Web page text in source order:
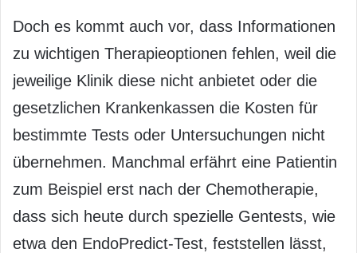
Doch es kommt auch vor, dass Informationen
zu wichtigen Therapieoptionen fehlen, weil die
jeweilige Klinik diese nicht anbietet oder die
gesetzlichen Krankenkassen die Kosten für
bestimmte Tests oder Untersuchungen nicht
übernehmen. Manchmal erfährt eine Patientin
zum Beispiel erst nach der Chemotherapie,
dass sich heute durch spezielle Gentests, wie
etwa den EndoPredict-Test, feststellen lässt,